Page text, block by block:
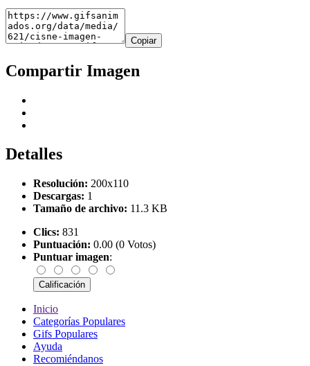
Copiar
Compartir Imagen
Detalles
Resolución: 200x110
Descargas: 1
Tamaño de archivo: 11.3 KB
Clics: 831
Puntuación: 0.00 (0 Votos)
Puntuar imagen:
Inicio
Categorías Populares
Gifs Populares
Ayuda
Recomiéndanos